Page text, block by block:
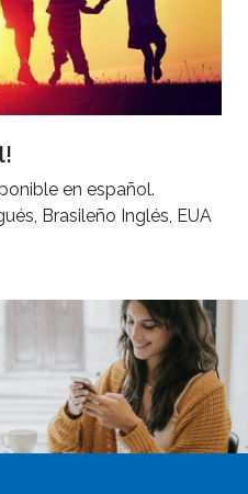
en español.
Brasileño Inglés, EUA